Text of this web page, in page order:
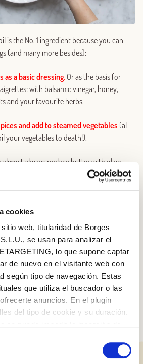
cookies
web, titularidad de Borges
se usan para analizar el
lo que supone captar
de nuevo en el visitante web con
según tipo de navegación. Estas
que utiliza el buscador o las
anuncios. En el plugin
del tipo de cookie y su duración.
evitar las cookies en el navegador.
vez esta notificación navegar en
is the No. 1 ingredient because you can
(and many more besides):
as a basic dressing. Or as the basis for
with balsamic vinegar, honey,
and your favourite herbs.
and add to steamed vegetables (al
your vegetables to death!).
almost always replace butter with olive
and avocado and you’ll be in heaven.
with it. Have you tried making it with
virgin olive oil gives a lovely taste and
Unbeatable!